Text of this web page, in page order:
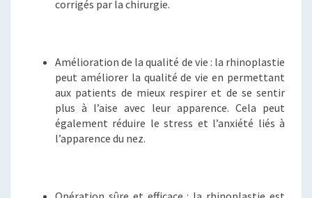
corrigés par la chirurgie.
Amélioration de la qualité de vie : la rhinoplastie
peut améliorer la qualité de vie en permettant
aux patients de mieux respirer et de se sentir
plus à l’aise avec leur apparence. Cela peut
également réduire le stress et l’anxiété liés à
l’apparence du nez.